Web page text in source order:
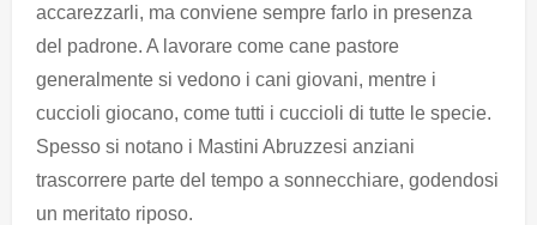
accarezzarli, ma conviene sempre farlo in presenza
del padrone. A lavorare come cane pastore
generalmente si vedono i cani giovani, mentre i
cuccioli giocano, come tutti i cuccioli di tutte le specie.
Spesso si notano i Mastini Abruzzesi anziani
trascorrere parte del tempo a sonnecchiare, godendosi
un meritato riposo.